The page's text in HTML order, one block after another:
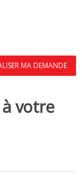
MA DEMANDE
votre